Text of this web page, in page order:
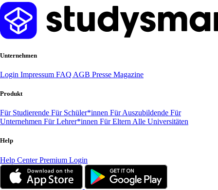
Unternehmen
Login Impressum FAQ AGB Presse Magazine
Produkt
Für Studierende Für Schüler*innen Für Auszubildende Für
Unternehmen Für Lehrer*innen Für Eltern Alle Universitäten
Help
Help CenterPremium Login